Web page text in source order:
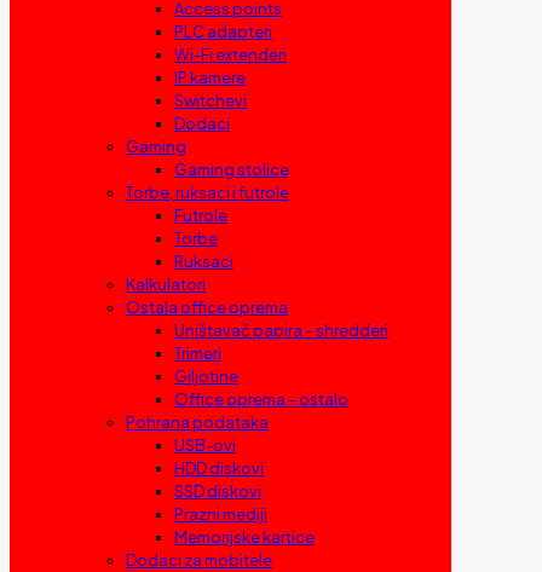
Access points
PLC adapteri
Wi-Fi extenderi
IP kamere
Switchevi
Dodaci
Gaming
Gaming stolice
Torbe, ruksaci i futrole
Futrole
Torbe
Ruksaci
Kalkulatori
Ostala office oprema
Uništavač papira – shredderi
Trimeri
Giljotine
Office oprema – ostalo
Pohrana podataka
USB-ovi
HDD diskovi
SSD diskovi
Prazni mediji
Memorijske kartice
Dodaci za mobitele